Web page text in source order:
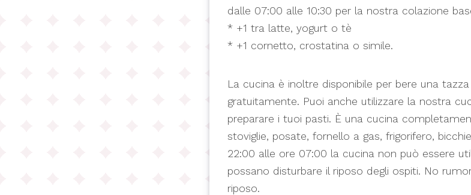
dalle 07:00 alle 10:30 per la nostra colazione
* +1 tra latte, yogurt o tè
* +1 cornetto, crostatina o simile.
La cucina è inoltre disponibile per bere una
gratuitamente. Puoi anche utilizzare la nostra
preparare i tuoi pasti. È una cucina
stoviglie, posate, fornello a gas, frigorifero,
22:00 alle ore 07:00 la cucina non può essere
possano disturbare il riposo degli ospiti. No
riposo.